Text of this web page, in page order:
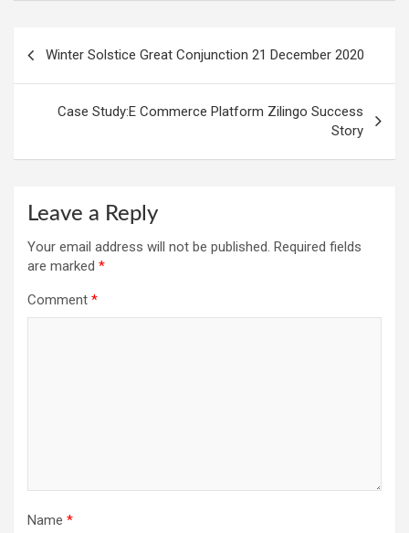
Winter Solstice Great Conjunction 21 December 2020
Case Study:E Commerce Platform Zilingo Success
Story
Leave a Reply
Your email address will not be published. Required fields
are marked *
Comment *
Name *